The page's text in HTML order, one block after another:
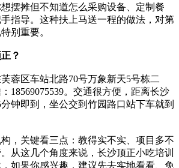
摆摊但不知道怎么采购设备、定制餐
指导。这种扶上马送一程的做法，对第
别重要。
？
蓉区车站北路70号万象新天5号栋二
18569075539。交通很方便，距离长沙
钟即到，坐公交到竹园路口站下车就到
，关键看三点：教得实不实、项目多不
从这几个角度来说，长沙顶正小吃培训
如果你感兴趣，建议先去实地看看、免